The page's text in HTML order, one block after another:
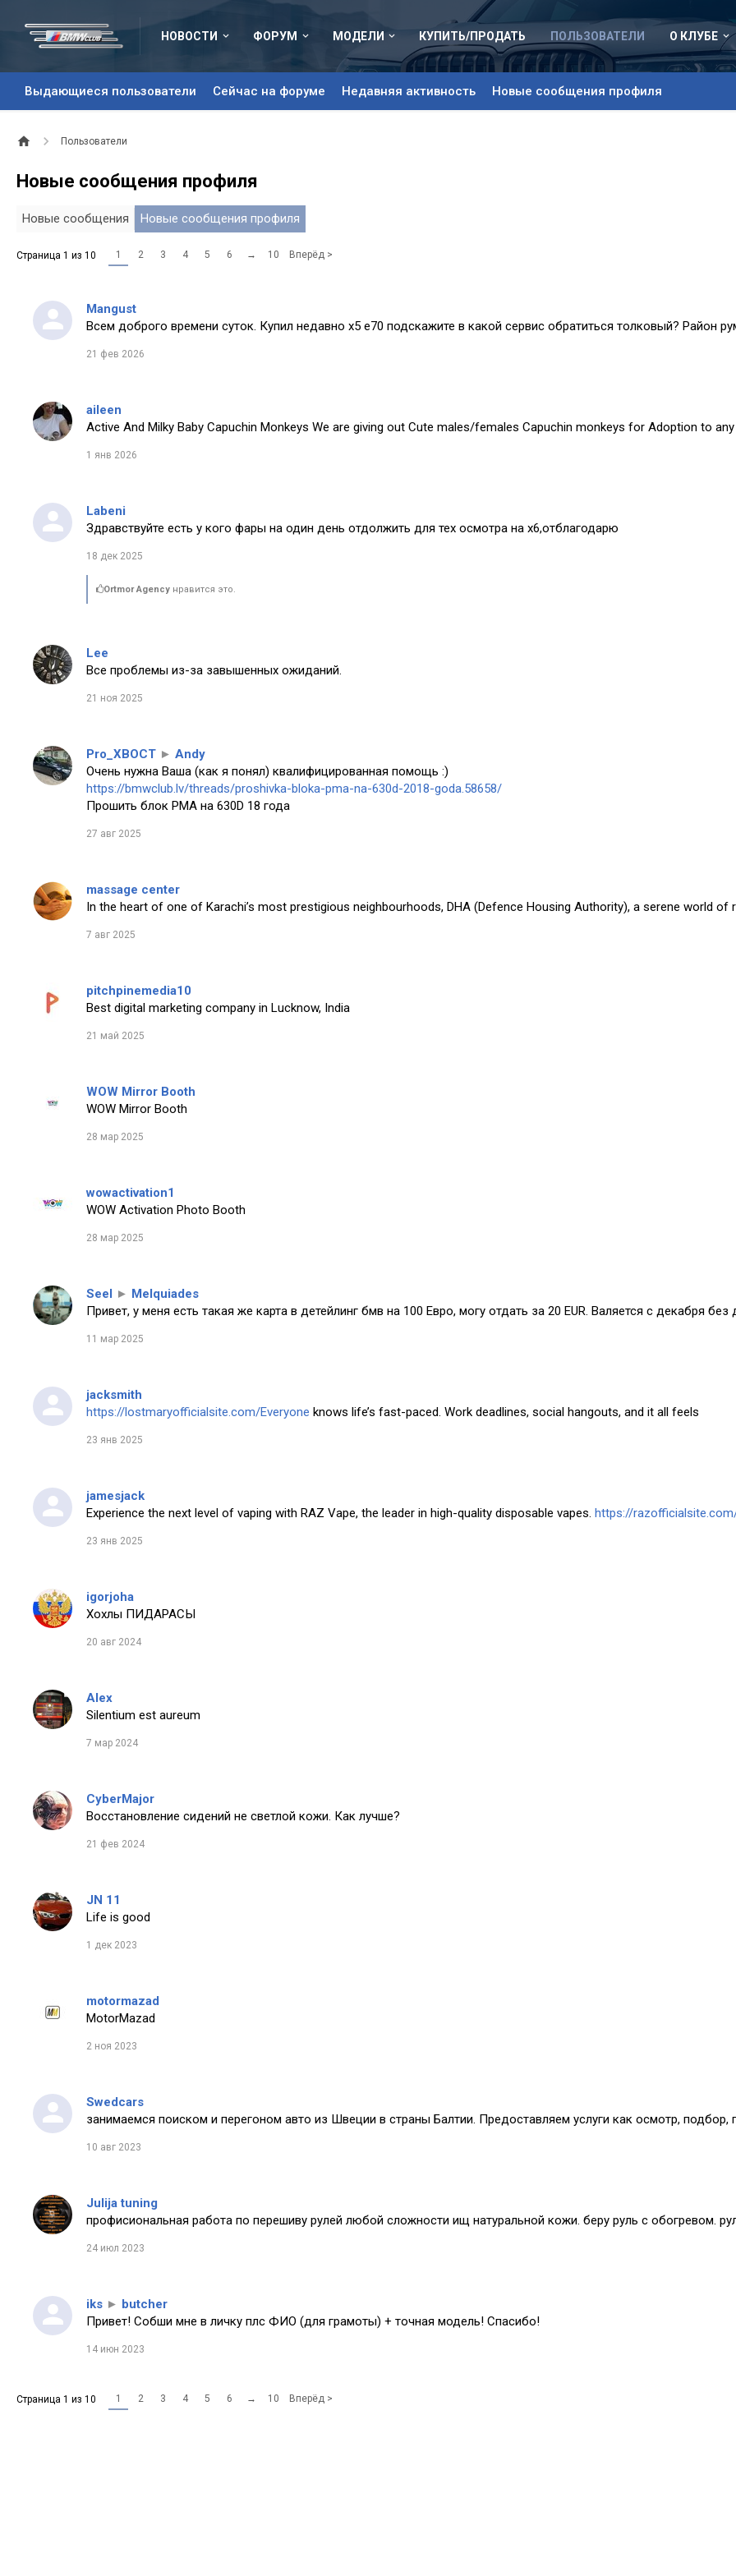
НОВОСТИ ФОРУМ МОДЕЛИ КУПИТЬ/ПРОДАТЬ ПОЛЬЗОВАТЕЛИ
Выдающиеся пользователи Сейчас на форуме Недавняя активность Новые сообщения профиля
О КЛУБЕ
Пользователи
Новые сообщения профиля
Новые сообщения Новые сообщения профиля
Страница 1 из 10 1 2 3 4 5 6 → 10 Вперёд >
Mangust
Всем доброго времени суток. Купил недавно х5 е70 подскажите в какой сервис обратиться толковый? Район
21 фев 2026
aileen
Active And Milky Baby Capuchin Monkeys We are giving out Cute males/females Capuchin monkeys for Adoption to
1 янв 2026
Labeni
Здравствуйте есть у кого фары на один день отдолжить для тех осмотра на х6,отблагодарю
18 дек 2025
Ortmor Agency нравится это.
Lee
Все проблемы из-за завышенных ожиданий.
21 ноя 2025
Pro_XBOCT ► Andy
Очень нужна Ваша (как я понял) квалифицированная помощь :)
https://bmwclub.lv/threads/proshivka-bloka-pma-na-630d-2018-goda.58658/
Прошить блок PMA на 630D 18 года
27 авг 2025
massage center
In the heart of one of Karachi’s most prestigious neighbourhoods, DHA (Defence Housing Authority), a serene world of
7 авг 2025
pitchpinemedia10
Best digital marketing company in Lucknow, India
21 май 2025
WOW Mirror Booth
WOW Mirror Booth
28 мар 2025
wowactivation1
WOW Activation Photo Booth
28 мар 2025
Seel ► Melquiades
Привет, у меня есть такая же карта в детейлинг бмв на 100 Евро, могу отдать за 20 EUR. Валяется с декабря без
11 мар 2025
jacksmith
https://lostmaryofficialsite.com/Everyone knows life’s fast-paced. Work deadlines, social hangouts, and it all feels
23 янв 2025
jamesjack
Experience the next level of vaping with RAZ Vape, the leader in high-quality disposable vapes. https://
23 янв 2025
igorjoha
Хохлы ПИДАРАСЫ
20 авг 2024
Alex
Silentium est aureum
7 мар 2024
CyberMajor
Восстановление сидений не светлой кожи. Как лучше?
21 фев 2024
JN 11
Life is good
1 дек 2023
motormazad
MotorMazad
2 ноя 2023
Swedcars
занимаемся поиском и перегоном авто из Швеции в страны Балтии. Предоставляем услуги как осмотр, подбор,
10 авг 2023
Julija tuning
профисиональная работа по перешиву рулей любой сложности ищ натуральной кожи. беру руль с обогревом.
24 июл 2023
iks ► butcher
Привет! Собши мне в личку плс ФИО (для грамоты) + точная модель! Спасибо!
14 июн 2023
Страница 1 из 10 1 2 3 4 5 6 → 10 Вперёд >